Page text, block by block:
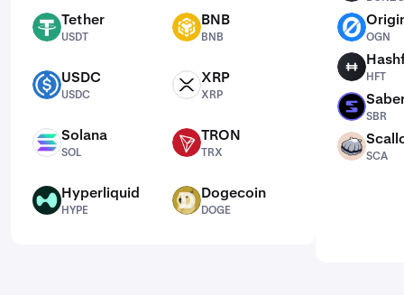
USDT Tether
USDT
BNB BNB
BNB
USDC USDC
USDC
XRP XRP
XRP
SOL Solana
SOL
TRX TRON
TRX
HYPE Hyperliquid
HYPE
DOGE Dogecoin
DOGE
OGN
OGN
HFT
HFT
SBR
SBR
SCA
SCA